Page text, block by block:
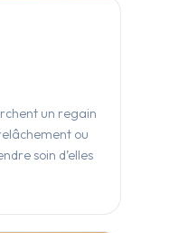
un regain
ou
soin d’elles